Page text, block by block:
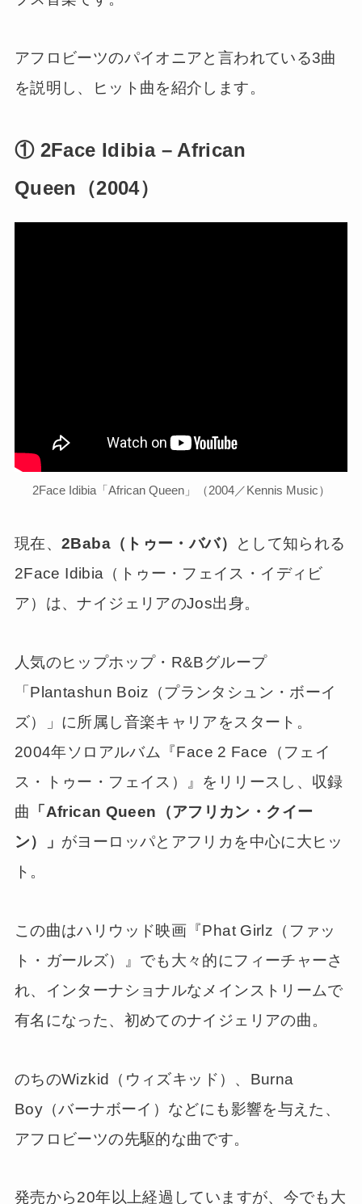
アフロビーツのパイオニアと言われている3曲
を説明し、ヒット曲を紹介します。
① 2Face Idibia – African
Queen（2004）
2Face Idibia「African Queen」（2004／Kennis Music）
現在、2Baba（トゥー・ババ）
として知られる
2Face Idibia（トゥー・フェイス・イディビ
ア）は、ナイジェリアのJos出身。
人気のヒップホップ・R&Bグループ
「Plantashun Boiz（プランタシュン・ボーイ
ズ）」に所属し音楽キャリアをスタート。
2004年ソロアルバム『Face 2 Face（フェイ
ス・トゥー・フェイス）』をリリースし、収録
曲
「African Queen（アフリカン・クイー
ン）」 がヨーロッパとアフリカを中心に大ヒッ
ト。
この曲はハリウッド映画『Phat Girlz（ファッ
ト・ガールズ）』でも大々的にフィーチャーさ
れ、インターナショナルなメインストリームで
有名になった、初めてのナイジェリアの曲。
のちのWizkid（ウィズキッド）、Burna
Boy（バーナボーイ）などにも影響を与えた、
アフロビーツの先駆的な曲です。
発売から20年以上経過していますが、今でも大